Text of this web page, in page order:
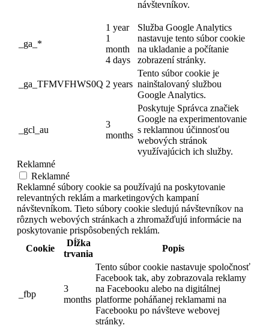
návštevníkov.
_ga_*
1 year
1
month
4 days
Služba Google Analytics
nastavuje tento súbor cookie
na ukladanie a počítanie
zobrazení stránky.
_ga_TFMVFHWS0Q 2 years
Tento súbor cookie je
nainštalovaný službou
Google Analytics.
_gcl_au
3
months
Poskytuje Správca značiek
Google na experimentovanie
s reklamnou účinnosťou
webových stránok
využívajúcich ich služby.
Reklamné
Reklamné
Reklamné súbory cookie sa používajú na poskytovanie
relevantných reklám a marketingových kampaní
návštevníkom. Tieto súbory cookie sledujú návštevníkov na
rôznych webových stránkach a zhromažďujú informácie na
poskytovanie prispôsobených reklám.
Cookie
Dĺžka
trvania
Popis
_fbp
3
months
Tento súbor cookie nastavuje spoločnosť
Facebook tak, aby zobrazovala reklamy
na Facebooku alebo na digitálnej
platforme poháňanej reklamami na
Facebooku po návšteve webovej
stránky.